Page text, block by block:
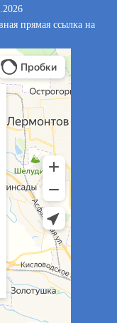
прямая ссылка на